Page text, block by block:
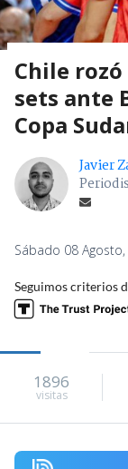
Chile
sets ante
Copa
Javier
Sábado 08
Seguimos criterios
1896
visitas